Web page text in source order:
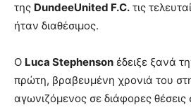
της DundeeUnited F.C. τις
ήταν διαθέσιμος.
Ο Luca Stephenson έδειξε ξανά
πρώτη, βραβευμένη χρονιά του
αγωνιζόμενος σε διάφορες